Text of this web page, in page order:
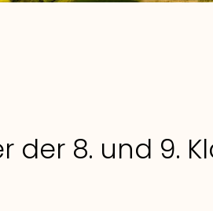
der 8. und 9.